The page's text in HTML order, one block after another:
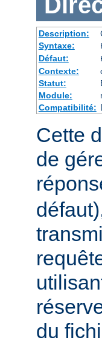
Description:
Syntaxe:
Défaut:
Contexte:
Statut:
Module:
Compatibilité:
Cette
de
du